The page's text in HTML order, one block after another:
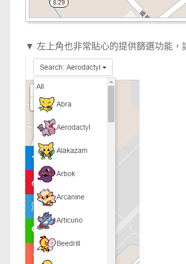
▼ 左上角也非常貼心的提供篩選功能